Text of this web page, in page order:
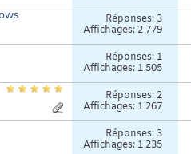
Réponses: 3
Affichages: 2 779
Réponses: 1
Affichages: 1 505
Réponses: 2
Affichages: 1 267
Réponses: 3
Affichages: 1 235